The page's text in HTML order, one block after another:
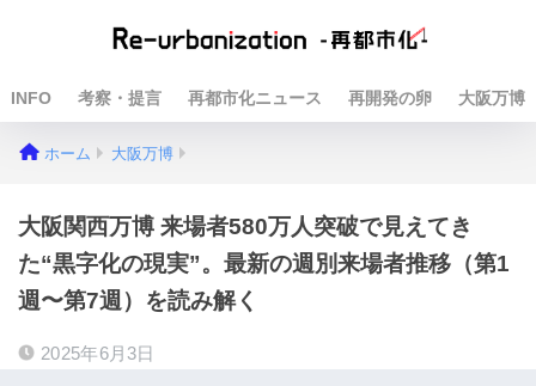
INFO 考察・提言 再都市化ニュース 再開発の卵 大阪万博
ホーム 大阪万博
大阪関西万博 来場者580万人突破で見えてき
た“黒字化の現実”。最新の週別来場者推移（第1
週〜第7週）を読み解く
2025年6月3日